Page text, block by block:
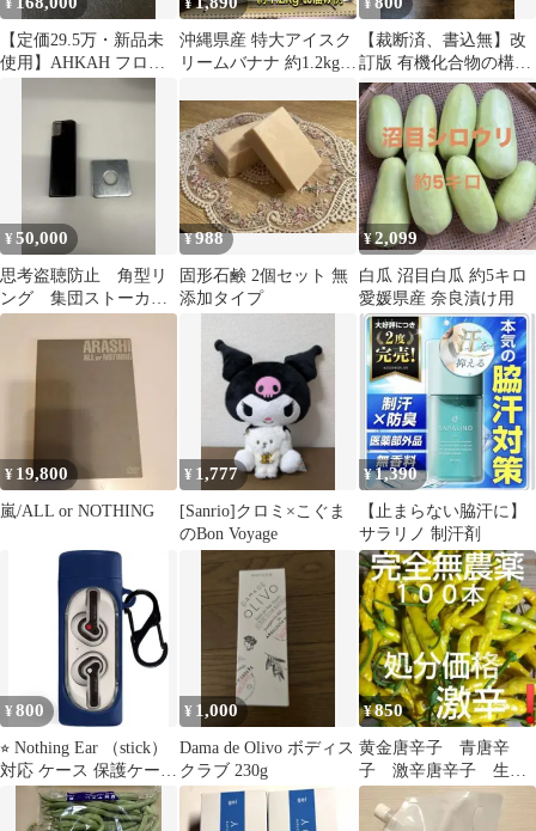
¥
【定価29.5万・新品未
使用】AHKAH フロー
レントリング 10号（無
¥
沖縄県産 特大アイスク
リームバナナ 約1.2kg｜
使用
¥
【裁断済、書込無】改
訂版 有機化合物の構造
決定問題の要点・演習
¥50,000
思考盗聴防止 角型リ
ング 集団ストーカー
対策
¥988
固形石鹸 2個セット 無
添加タイプ
¥2,099
白瓜 沼目白瓜 約5キロ
愛媛県産 奈良漬け用
¥ 19,800
嵐/ALL or NOTHING
¥ 1,777
[Sanrio]クロミ×こぐま
のBon Voyage
¥1,390
【止まらない脇汗に】
サラリノ 制汗剤
¥800
⭐︎ Nothing Ear （stick）
対応 ケース 保護ケース
ブルー
¥ 1,000
Dama de Olivo ボディス
クラブ 230g
¥850
黄金唐辛子 青唐辛
子 激辛唐辛子 生唐
辛子 ８月９日１７時
収穫